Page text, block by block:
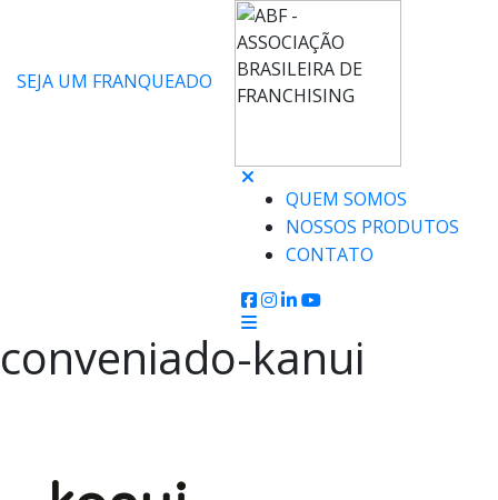
SEJA UM FRANQUEADO
QUEM SOMOS
NOSSOS PRODUTOS
CONTATO
conveniado-kanui